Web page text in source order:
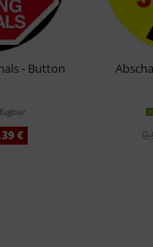
- Button
€